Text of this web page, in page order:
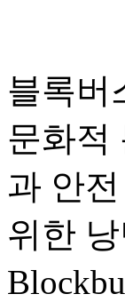
블록버
문화적
과 안
위한